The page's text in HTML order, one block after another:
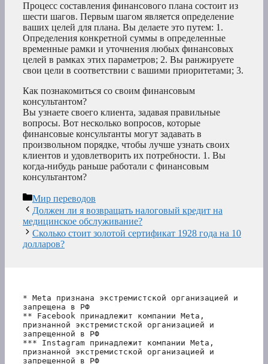
Процесс составления финансового плана состоит из
шести шагов. Первым шагом является определение
ваших целей для плана. Вы делаете это путем: 1.
Определения конкретной суммы в определенные
временные рамки и уточнения любых финансовых
целей в рамках этих параметров; 2. Вы ранжируете
свои цели в соответствии с вашими приоритетами; 3.
Как познакомиться со своим финансовым
консультантом?
Вы узнаете своего клиента, задавая правильные
вопросы. Вот несколько вопросов, которые
финансовые консультанты могут задавать в
произвольном порядке, чтобы лучше узнать своих
клиентов и удовлетворить их потребности. 1. Вы
когда-нибудь раньше работали с финансовым
консультантом?
Рубрики
Мир переводов
Должен ли я возвращать налоговый кредит на
медицинское обслуживание?
Сколько стоит золотой сертификат 1928 года на 10
долларов?
* Meta признана экстремистской организацией и
запрещена в РФ
** Facebook принадлежит компании Meta,
признанной экстремистской организацией и
запрещенной в РФ
*** Instagram принадлежит компании Meta,
признанной экстремистской организацией и
запрещенной в РФ